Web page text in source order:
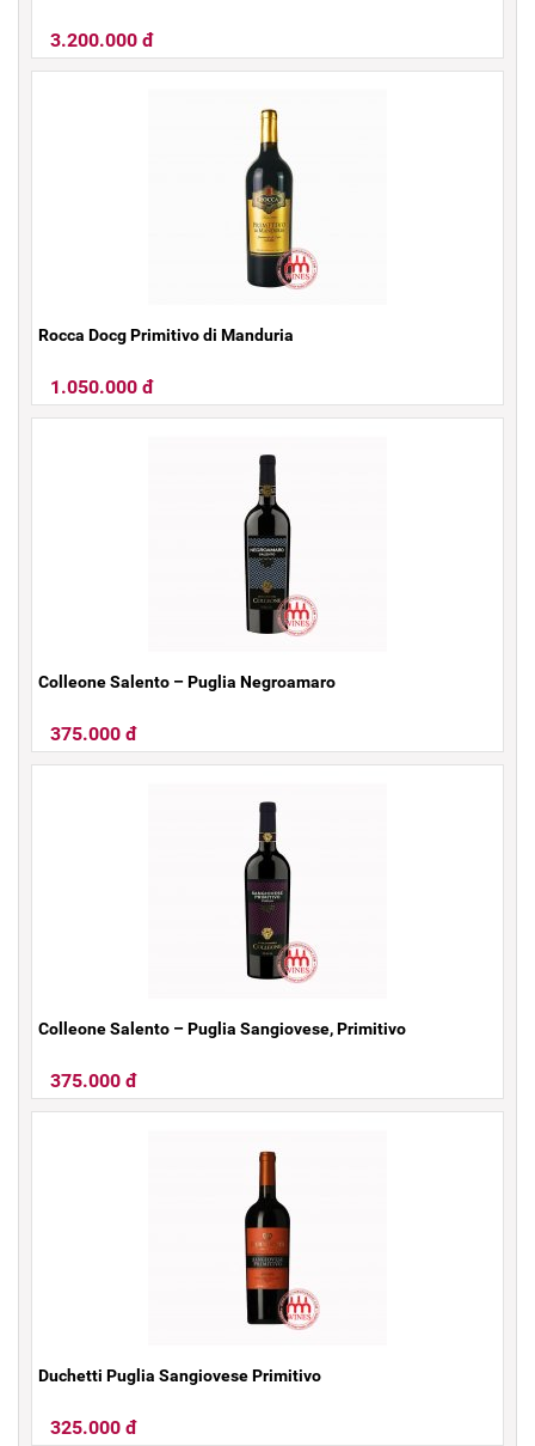
3.200.000 đ
Rocca Docg Primitivo di Manduria
1.050.000 đ
Colleone Salento – Puglia Negroamaro
375.000 đ
Colleone Salento – Puglia Sangiovese, Primitivo
375.000 đ
Duchetti Puglia Sangiovese Primitivo
325.000 đ